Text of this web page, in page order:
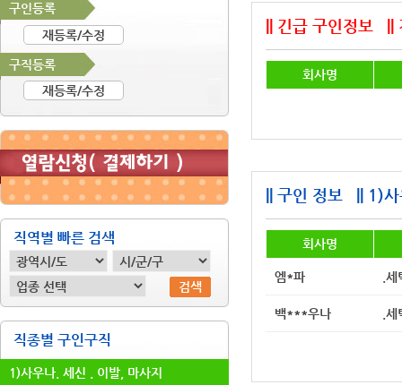
구인등록
재등록/수정
구직등록
재등록/수정
직역별 빠른 검색
검색
직종별 구인구직
1)사우나. 세신 . 이발, 마사지
|| 긴급 구인정보 ||
회사명
|| 구인 정보 || 1)
회사명
엠*파 .세
백***우나 .세